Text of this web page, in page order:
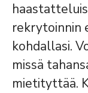
rekrytoinnin
kohdallasi.
missä
mietityttää.